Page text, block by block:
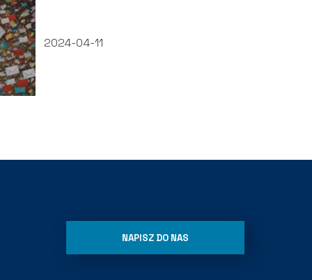
2024-04-11
NAPISZ DO NAS